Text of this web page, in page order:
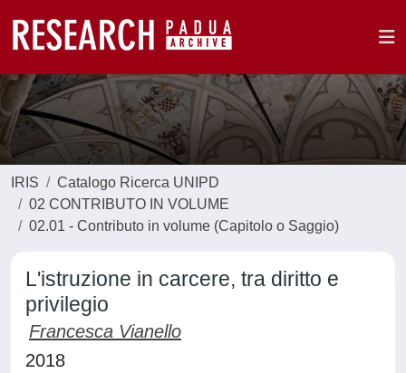
IRIS
Catalogo Ricerca UNIPD
02 CONTRIBUTO IN VOLUME
02.01 - Contributo in volume (Capitolo o Saggio)
L'istruzione in carcere, tra diritto e
privilegio
Francesca Vianello
2018